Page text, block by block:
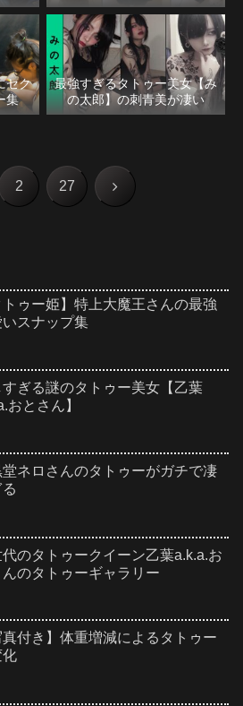
セク
集
最強すぎるタトゥー美女【み
の太郎】の刺青美が凄い
2 27 次
トゥー姫】特上大魔王さんの最強
いスナップ集
すぎる謎のタトゥー美女【乙葉
おとさん】
堂ネロさんのタトゥーがガチで凄
代のタトゥークイーン乙葉a.k.a.お
んのタトゥーギャラリー
真付き】体重増減によるタトゥー
化